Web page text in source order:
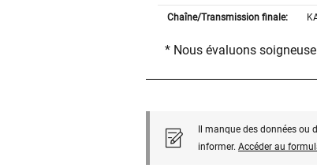
Chaîne/Transmission finale:
* Nous évaluons
Il manque des données
informer. Accéder au